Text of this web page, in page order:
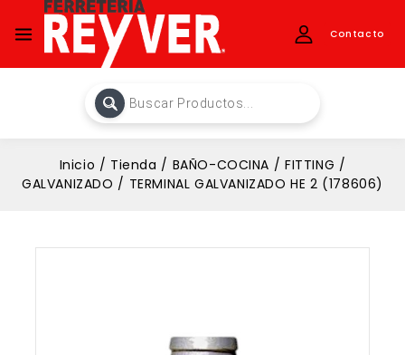
Contacto
Inicio / Tienda / BAÑO-COCINA / FITTING /
GALVANIZADO / TERMINAL GALVANIZADO HE 2 (178606)